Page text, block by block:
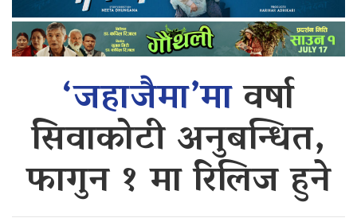
‘जहाजैमा’मावर्षा
सिवाकोटी अनुबन्धित,
फागुन १ मा रिलिज हुने